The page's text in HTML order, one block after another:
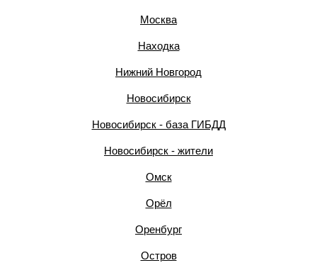
Москва
Находка
Нижний Новгород
Новосибирск
Новосибирск - база ГИБДД
Новосибирск - жители
Омск
Орёл
Оренбург
Остров